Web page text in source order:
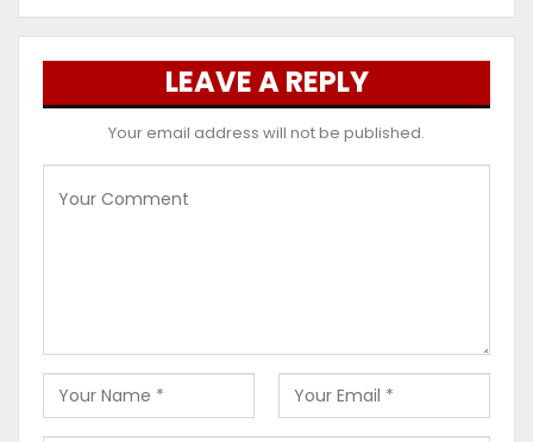
LEAVE A REPLY
Your email address will not be published.